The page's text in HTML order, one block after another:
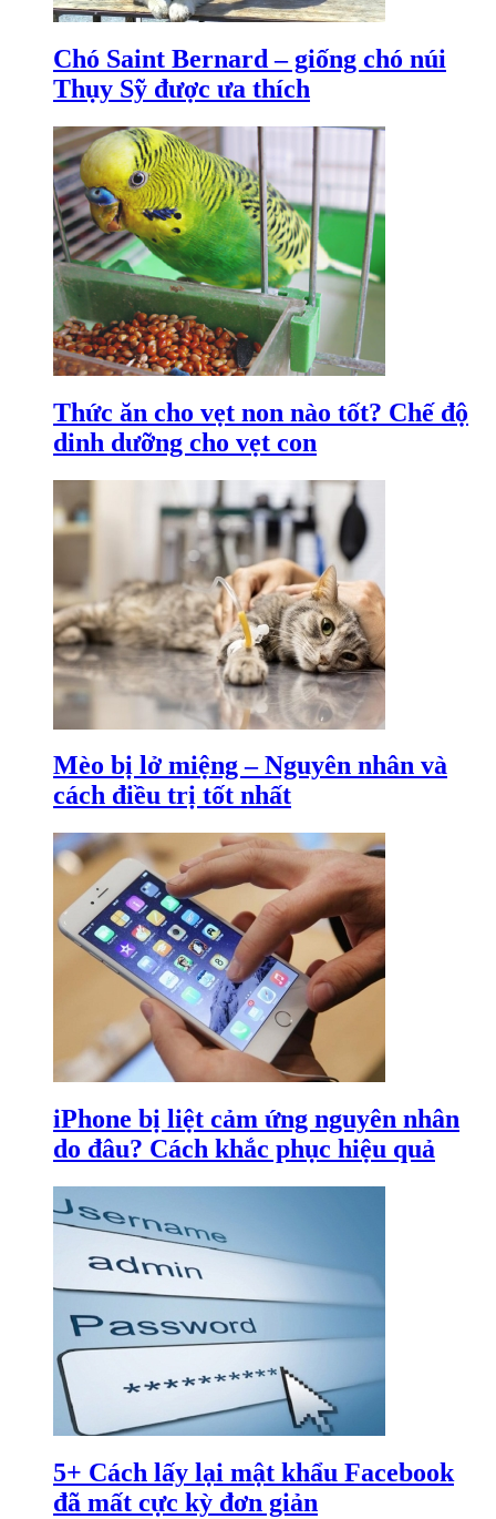
Chó Saint Bernard – giống chó núi
Thụy Sỹ được ưa thích
Thức ăn cho vẹt non nào tốt? Chế độ
dinh dưỡng cho vẹt con
Mèo bị lở miệng – Nguyên nhân và
cách điều trị tốt nhất
iPhone bị liệt cảm ứng nguyên nhân
do đâu? Cách khắc phục hiệu quả
5+ Cách lấy lại mật khẩu Facebook
đã mất cực kỳ đơn giản